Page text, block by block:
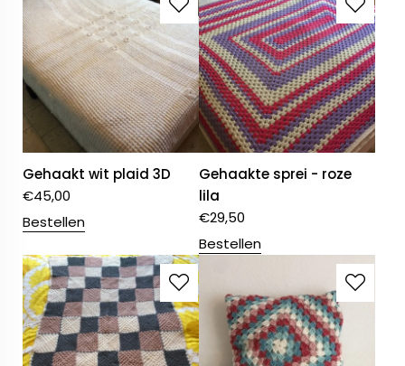
Gehaakt wit plaid 3D
€45,00
Bestellen
Gehaakte sprei - roze
lila
€29,50
Bestellen